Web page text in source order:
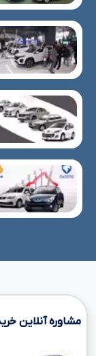
مشاوره آنلاین